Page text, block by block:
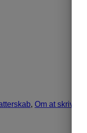
, Om at skrive